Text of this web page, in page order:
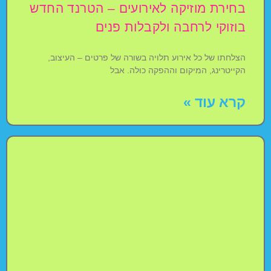
בחירת מוזיקה לאירועים – הטרנד החדש
בוזוקי לרחבה ולקבלות פנים
הצלחתו של כל אירוע תלויה בשורה של פרטים – העיצוב,
הקייטרינג, המיקום וההפקה כולה. אבל
קרא עוד »